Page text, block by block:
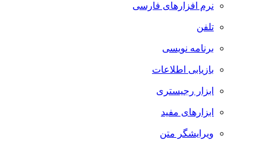
نرم افزارهای فارسی
تلفن
برنامه نویسی
بازیابی اطلاعات
ابزار رجیستری
ابزارهای مفید
ویرایشگر متن